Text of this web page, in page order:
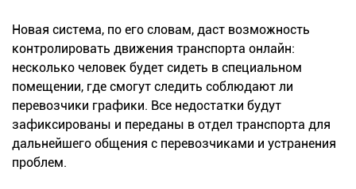
Новая система, по его словам, даст возможность
контролировать движения транспорта онлайн:
несколько человек будет сидеть в специальном
помещении, где смогут следить соблюдают ли
перевозчики графики. Все недостатки будут
зафиксированы и переданы в отдел транспорта для
дальнейшего общения с перевозчиками и устранения
проблем.